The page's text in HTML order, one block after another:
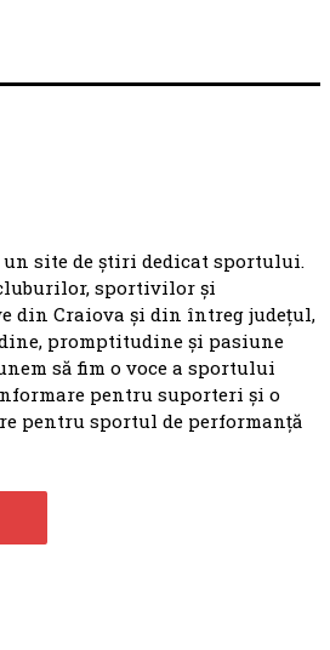
un site de știri dedicat sportului.
sportivilor și
din Craiova și din întreg județul,
promptitudine și pasiune
să fim o voce a sportului
pentru suporteri și o
pentru sportul de performanță